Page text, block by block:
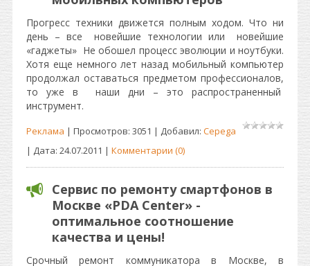
Прогресс техники движется полным ходом. Что ни
день – все новейшие технологии или новейшие
«гаджеты» Не обошел процесс эволюции и ноутбуки.
Хотя еще немного лет назад мобильный компьютер
продолжал оставаться предметом профессионалов,
то уже в наши дни – это распространенный
инструмент.
Реклама | Просмотров: 3051 | Добавил: Cepega
| Дата: 24.07.2011 | Комментарии (0)
Сервис по ремонту смартфонов в
Москве «PDA Center» -
оптимальное соотношение
качества и цены!
Срочный ремонт коммуникатора в Москве, в